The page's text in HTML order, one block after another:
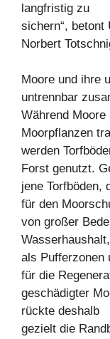
langfristig zu
sichern“, betont
Norbert
Moore und ihre
untrennbar
Während
Moorpflanzen
werden
Forst genutzt.
jene Torfböden,
für den
von großer
als Pufferzonen
für die
geschädigter
rückte deshalb
gezielt die